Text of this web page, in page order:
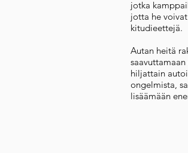
jotka
jotta he
kitudieettejä.
Autan heitä
hiljattain
ongelmista,
lisäämään